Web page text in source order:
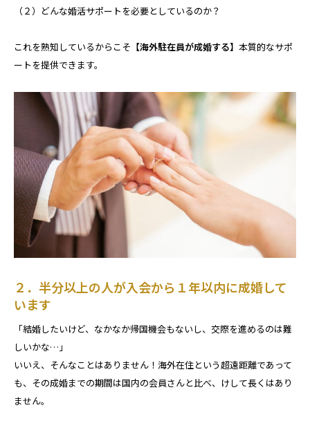
（２）どんな婚活サポートを必要としているのか？
これを熟知しているからこそ 【海外駐在員が成婚する】 本質的なサポ
ートを提供できます。
２．半分以上の人が入会から１年以内に成婚して
います
「結婚したいけど、なかなか帰国機会もないし、交際を進めるのは難
しいかな…」
いいえ、そんなことはありません！海外在住という超遠距離であって
も、その成婚までの期間は国内の会員さんと比べ、けして長くはあり
ません。